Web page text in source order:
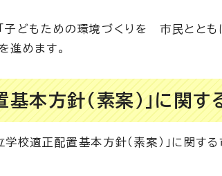
子どもための環境づくりを 市民ととも
進めます。
本方針（素案）」に関
校適正配置基本方針（素案）」に関す